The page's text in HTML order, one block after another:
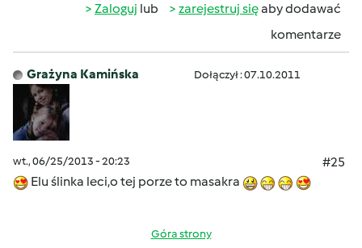
Zaloguj lub zarejestruj sięaby dodawać
komentarze
Grażyna Kamińska Dołączył : 07.10.2011
wt., 06/25/2013 - 20:23
#25
Elu ślinka leci,o tej porze to masakra
Góra strony